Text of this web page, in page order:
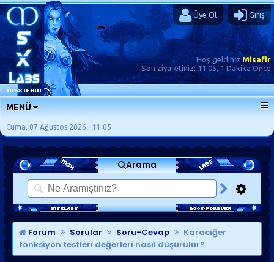
Üye Ol Giriş
Hoş geldinizMisafir
Son ziyaretiniz: 11:05, 1 Dakika Önce
MENÜ
ANA SAYFA
FORUMLAR
SORU-CEVAP
GÜNLÜKLER
SON MESAJLAR
KISAYOLLAR
Cuma, 07 Ağustos 2026 - 11:05
Arama
Forum Sorular Soru-Cevap
Karaciğer
fonksiyon testleri değerleri nasıl düşürülür?